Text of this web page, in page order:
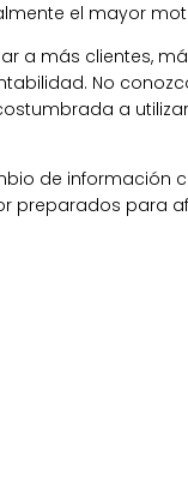
el mayor
a más clientes,
No
a
de información
preparados para